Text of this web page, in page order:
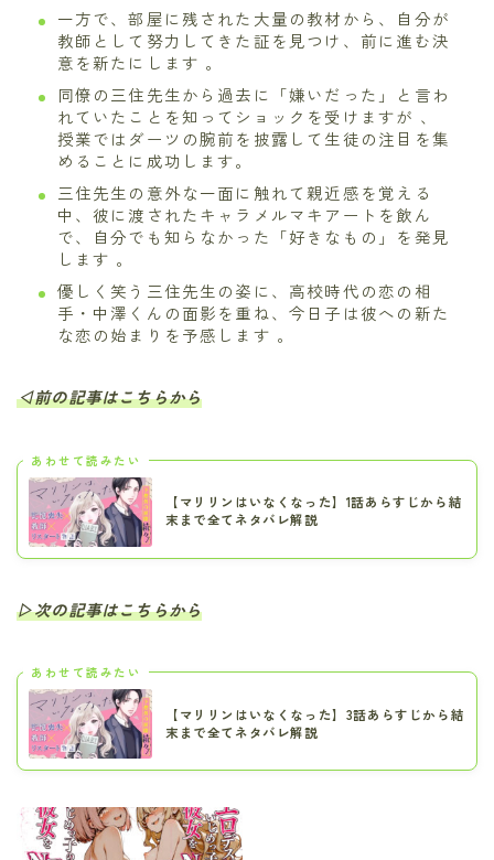
一方で、部屋に残された大量の教材から、自分が
教師として努力してきた証を見つけ、前に進む決
意を新たにします 。
同僚の三住先生から過去に「嫌いだった」と言わ
れていたことを知ってショックを受けますが 、
授業ではダーツの腕前を披露して生徒の注目を集
めることに成功します。
三住先生の意外な一面に触れて親近感を覚える
中、彼に渡されたキャラメルマキアートを飲ん
で、自分でも知らなかった「好きなもの」を発見
します 。
優しく笑う三住先生の姿に、高校時代の恋の相
手・中澤くんの面影を重ね、今日子は彼への新た
な恋の始まりを予感します 。
◁前の記事はこちらから
あわせて読みたい
【マリリンはいなくなった】1話あらすじから結
末まで全てネタバレ解説
▷次の記事はこちらから
あわせて読みたい
【マリリンはいなくなった】3話あらすじから結
末まで全てネタバレ解説